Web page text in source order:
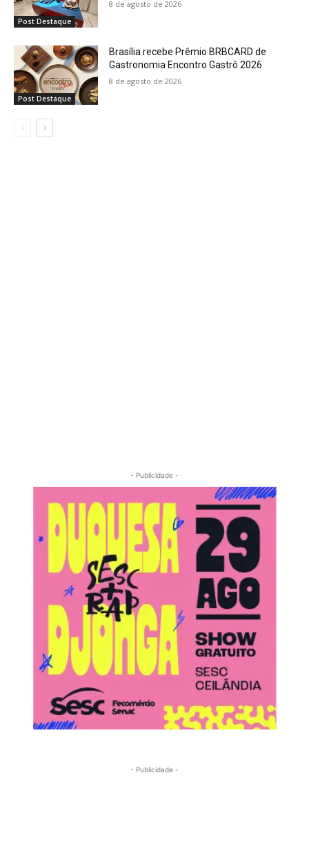
Post Destaque
8 de agosto de 2026
Post Destaque
Brasília recebe Prêmio BRBCARD de
Gastronomia Encontro Gastrô 2026
8 de agosto de 2026
- Publicidade -
- Publicidade -